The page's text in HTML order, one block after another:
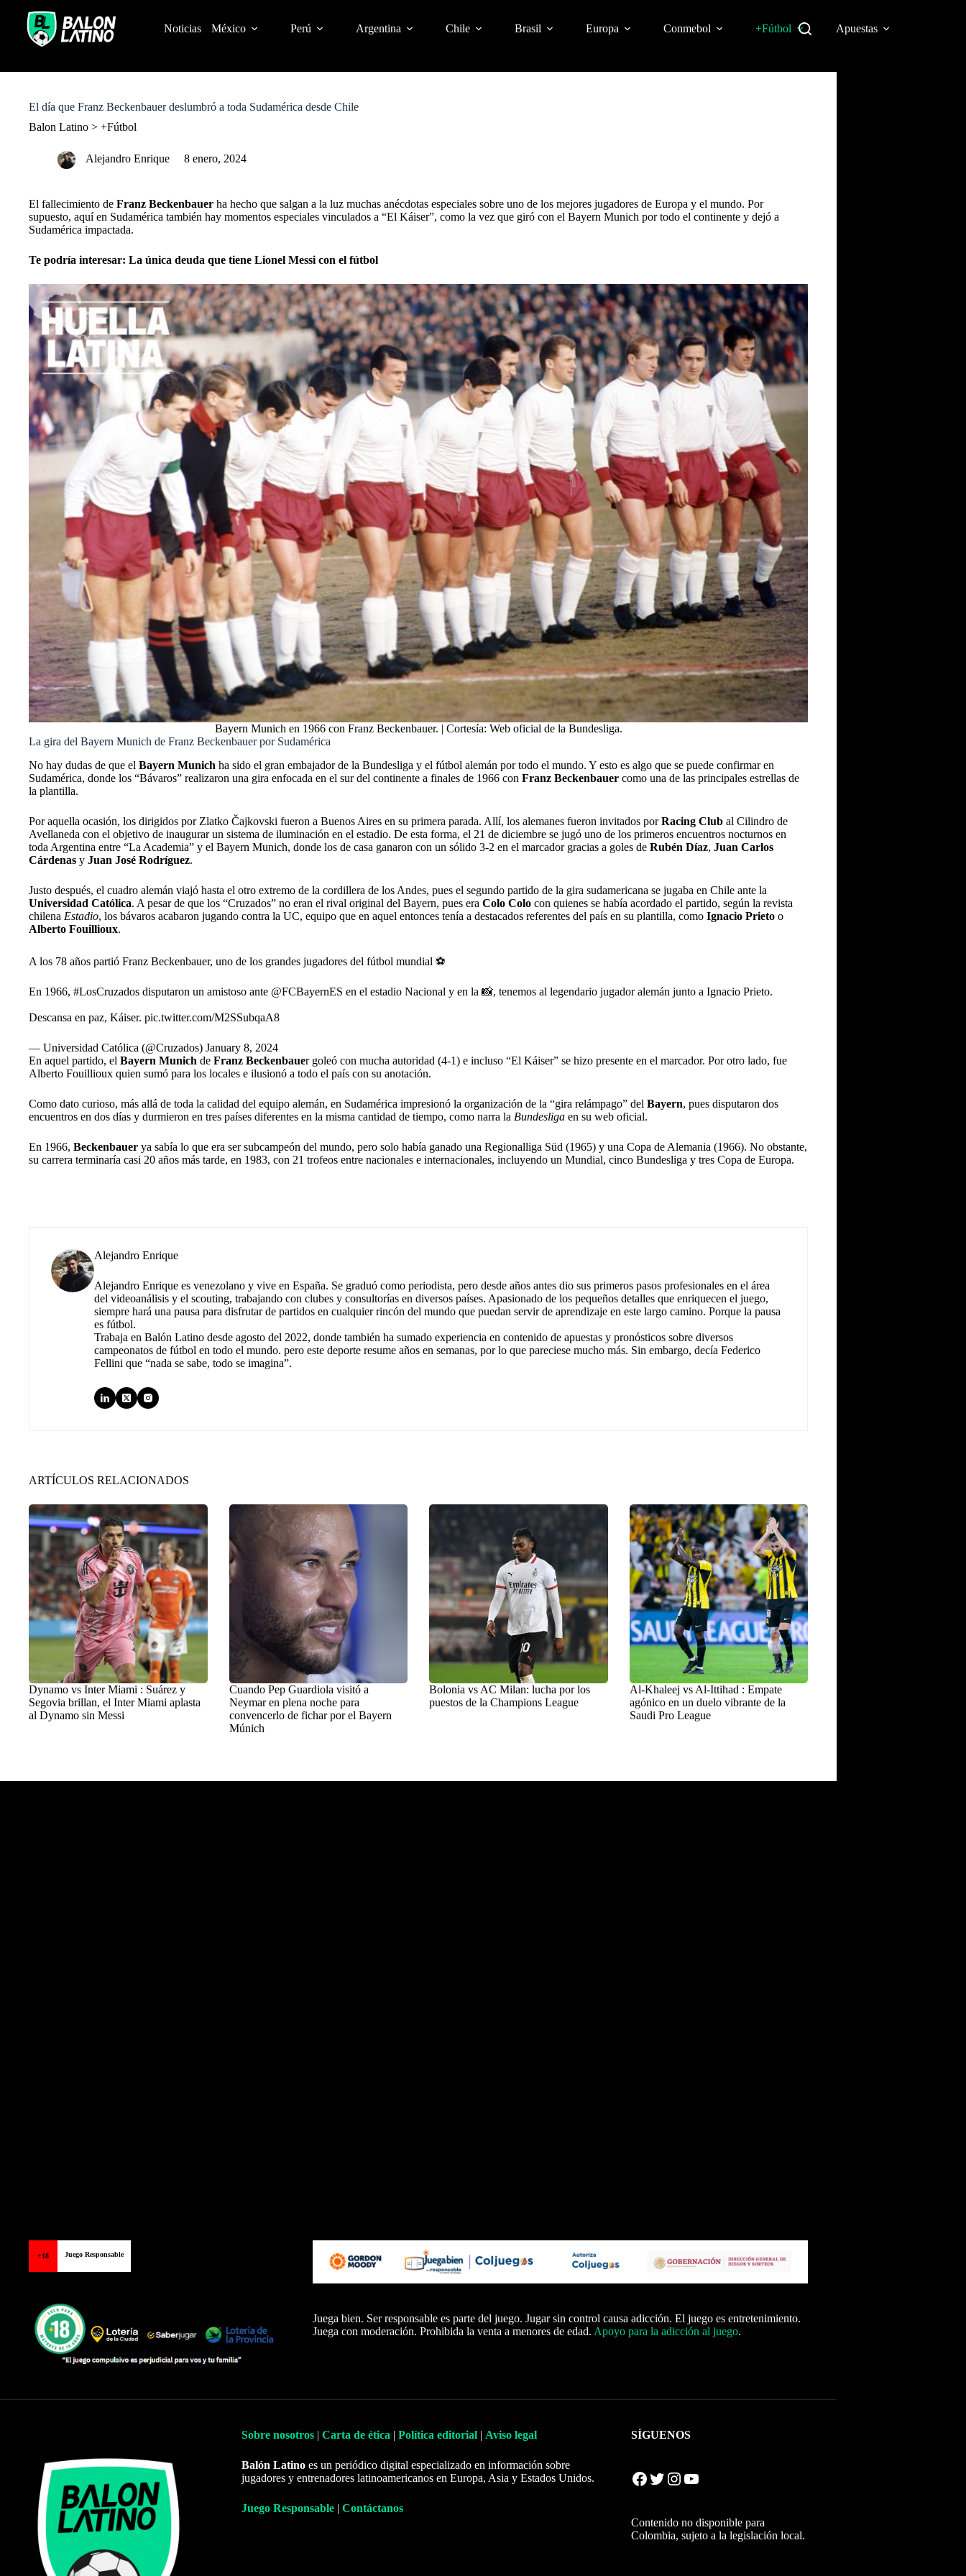
o
Noticias México Perú Argentina Chile Brasil Europa Conmebol +Fútbol Apuestas
El día que Franz Beckenbauer deslumbró a toda Sudamérica desde Chile
Balon Latino > +Fútbol
Alejandro Enrique 8 enero, 2024
El fallecimiento de Franz Beckenbauer ha hecho que salgan a la luz muchas anécdotas especiales sobre uno de los mejores jugadores de Europa y el mundo. Por
supuesto, aquí en Sudamérica también hay momentos especiales vinculados a “El Káiser”, como la vez que giró con el Bayern Munich por todo el continente y dejó a
Sudamérica impactada.
Te podría interesar: La única deuda que tiene Lionel Messi con el fútbol
Bayern Munich en 1966 con Franz Beckenbauer. | Cortesía: Web oficial de la Bundesliga.
La gira del Bayern Munich de Franz Beckenbauer por Sudamérica
No hay dudas de que el Bayern Munich ha sido el gran embajador de la Bundesliga y el fútbol alemán por todo el mundo. Y esto es algo que se puede confirmar en
Sudamérica, donde los “Bávaros” realizaron una gira enfocada en el sur del continente a finales de 1966 con Franz Beckenbauer como una de las principales estrellas de
la plantilla.
Por aquella ocasión, los dirigidos por Zlatko Čajkovski fueron a Buenos Aires en su primera parada. Allí, los alemanes fueron invitados porRacing Club al Cilindro de
Avellaneda con el objetivo de inaugurar un sistema de iluminación en el estadio. De esta forma, el 21 de diciembre se jugó uno de los primeros encuentros nocturnos en
toda Argentina entre “La Academia” y el Bayern Munich, donde los de casa ganaron con un sólido 3-2 en el marcador gracias a goles de Rubén Díaz, Juan Carlos
Cárdenas y Juan José Rodríguez.
Justo después, el cuadro alemán viajó hasta el otro extremo de la cordillera de los Andes, pues el segundo partido de la gira sudamericana se jugaba en Chile ante la
Universidad Católica. A pesar de que los “Cruzados” no eran el rival original del Bayern, pues era Colo Colo con quienes se había acordado el partido, según la revista
chilena Estadio, los bávaros acabaron jugando contra la UC, equipo que en aquel entonces tenía a destacados referentes del país en su plantilla, como Ignacio Prieto o
Alberto Fouillioux.
A los 78 años partió Franz Beckenbauer, uno de los grandes jugadores del fútbol mundial ⚽
En 1966, #LosCruzados disputaron un amistoso ante @FCBayernES en el estadio Nacional y en la 📸, tenemos al legendario jugador alemán junto a Ignacio Prieto.
Descansa en paz, Káiser. pic.twitter.com/M2SSubqaA8
— Universidad Católica (@Cruzados) January 8, 2024
En aquel partido, el Bayern Munich de Franz Beckenbauer goleó con mucha autoridad (4-1) e incluso “El Káiser” se hizo presente en el marcador. Por otro lado, fue
Alberto Fouillioux quien sumó para los locales e ilusionó a todo el país con su anotación.
Como dato curioso, más allá de toda la calidad del equipo alemán, en Sudamérica impresionó la organización de la “gira relámpago” del Bayern, pues disputaron dos
encuentros en dos días y durmieron en tres países diferentes en la misma cantidad de tiempo, como narra la Bundesliga en su web oficial.
En 1966, Beckenbauer ya sabía lo que era ser subcampeón del mundo, pero solo había ganado una Regionalliga Süd (1965) y una Copa de Alemania (1966). No obstante,
su carrera terminaría casi 20 años más tarde, en 1983, con 21 trofeos entre nacionales e internacionales, incluyendo un Mundial, cinco Bundesliga y tres Copa de Europa.
Alejandro Enrique
Alejandro Enrique es venezolano y vive en España. Se graduó como periodista, pero desde años antes dio sus primeros pasos profesionales en el área
del videoanálisis y el scouting, trabajando con clubes y consultorías en diversos países. Apasionado de los pequeños detalles que enriquecen el juego,
siempre hará una pausa para disfrutar de partidos en cualquier rincón del mundo que puedan servir de aprendizaje en este largo camino. Porque la pausa
es fútbol.
Trabaja en Balón Latino desde agosto del 2022, donde también ha sumado experiencia en contenido de apuestas y pronósticos sobre diversos
campeonatos de fútbol en todo el mundo. pero este deporte resume años en semanas, por lo que pareciese mucho más. Sin embargo, decía Federico
Fellini que “nada se sabe, todo se imagina”.
ARTÍCULOS RELACIONADOS
Dynamo vs Inter Miami : Suárez y
Segovia brillan, el Inter Miami aplasta
al Dynamo sin Messi
Cuando Pep Guardiola visitó a
Neymar en plena noche para
convencerlo de fichar por el Bayern
Múnich
Bolonia vs AC Milan: lucha por los
puestos de la Champions League
Al-Khaleej vs Al-Ittihad : Empate
agónico en un duelo vibrante de la
Saudi Pro League
+18 Juego Responsable
Juega bien. Ser responsable es parte del juego. Jugar sin control causa adicción. El juego es entretenimiento.
Juega con moderación. Prohibida la venta a menores de edad. Apoyo para la adicción al juego.
Sobre nosotros | Carta de ética | Política editorial | Aviso legal
Balón Latino es un periódico digital especializado en información sobre
jugadores y entrenadores latinoamericanos en Europa, Asia y Estados Unidos.
Juego Responsable | Contáctanos
SÍGUENOS
Facebook Twitter Instagram YouTube
Contenido no disponible para
Colombia, sujeto a la legislación local.